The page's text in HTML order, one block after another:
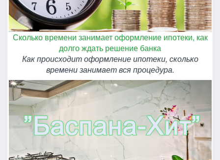
Сколько времени занимает оформление ипотеки, как
долго ждать решение банка
Как происходит оформление ипотеки, сколько
времени занимает вся процедура.